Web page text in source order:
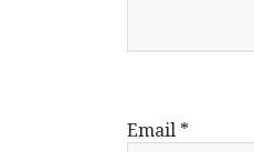
Email *